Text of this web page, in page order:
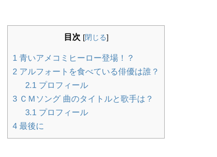
目次 [閉じる]
1 青いアメコミヒーロー登場！？
2 アルフォートを食べている俳優は誰？
2.1プロフィール
3 ＣＭソング 曲のタイトルと歌手は？
3.1プロフィール
4 最後に